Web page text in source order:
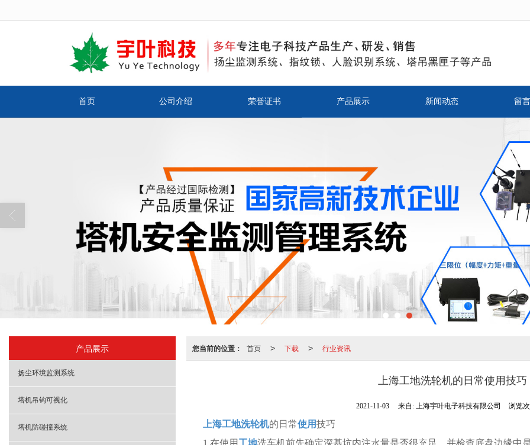
首页 公司介绍 荣誉证书 产品展示 新闻动态 留
您当前的位置： 首页 > 下载 > 行业资讯
上海工地洗轮机的日常使用技巧
2021-11-03 来自: 上海宇叶电子科技有限公司 浏览
上海工地洗轮机的日常使用技巧
1.在使用工地洗车机前先确定深基坑内注水量是否很充足，并检查底盘边缘中
产品展示
扬尘环境监测系统
塔机吊钩可视化
塔机防碰撞系统